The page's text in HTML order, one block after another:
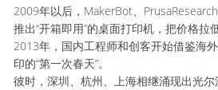
2009年以后，MakerBot、
推出“开箱即用”的桌面打印机，把价格拉
2013年，国内工程师和创客开始借鉴海
印的“第一次春天”。
彼时，深圳、杭州、上海相继涌现出光